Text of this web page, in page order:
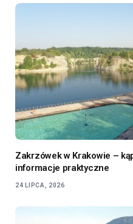
Zakrzówek w Krakowie –
informacje praktyczne
24 LIPCA, 2026